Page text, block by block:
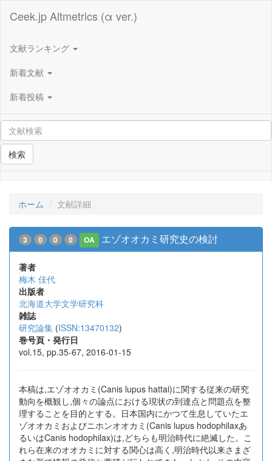
Ceek.jp Altmetrics (α ver.)
文献ランキング
新着文献
新着投稿
検索
ホーム 文献詳細
3 0 0 0 OA エゾオオカミ研究史の検討
著者
梅木 佳代
出版者
北海道大学文学研究科
雑誌
研究論集 (ISSN:13470132)
巻号頁・発行日
vol.15, pp.35-67, 2016-01-15
本稿は,エゾオオカミ(Canis lupus hattai)に関する従来の研究
動向を概観し,個々の論点における現状の到達点と問題点を整
理することを目的とする。日本国内にかつて生息していたエ
ゾオオカミおよびニホンオオカミ(Canis lupus hodophilaxあ
るいはCanis hodophilax)は,どちらも明治時代に絶滅した。こ
れら在来のオオカミに対する関心は高く,明治時代以来さまざ